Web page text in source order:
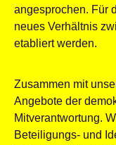
angesprochen. Für
neues Verhältnis
etabliert werden.
Zusammen mit
Angebote der
Mitverantwortung.
Beteiligungs- und